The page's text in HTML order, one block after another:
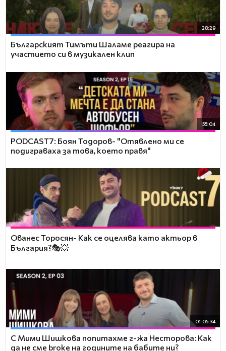
28:29
Българският Тимъти Шаламе реагира на
участието си в музикален клип
55:04
PODCAST7: ‪Боян Тодоров- "Отявлено ми се
подиграваха за това, което правя"
Ованес Торосян- Как се оцелява като актьор в
България?🎭💥
01:05:34
С Мими Шишкова попитахме г-жа Несторова: Как
да не сме broke на годините на бабите ни?